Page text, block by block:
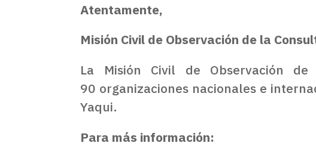
Atentamente,
Misión Civil de Observación de la
La Misión Civil de Observación
90 organizaciones nacionales e
Yaqui.
Para más información: